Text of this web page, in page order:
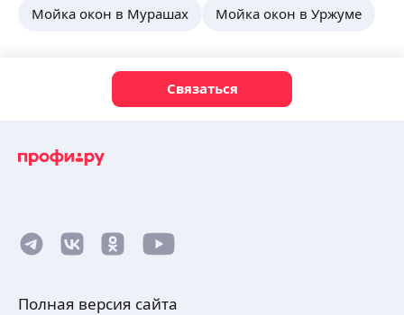
Мойка окон в Мурашах Мойка окон в Уржуме
Связаться
Полная версия сайта